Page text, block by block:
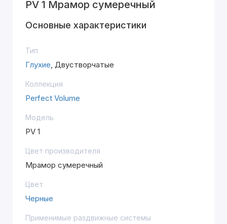
PV 1 Мрамор сумеречный
Основные характеристики
Тип
Глухие, Двустворчатые
Коллекция
Perfect Volume
Модель
PV 1
Цвет производителя
Мрамор сумеречный
Цвет
Черные
Применимые раздвижные системы